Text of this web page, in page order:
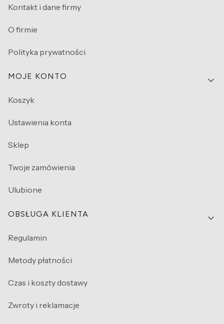
Kontakt i dane firmy
O firmie
Polityka prywatności
MOJE KONTO
Koszyk
Ustawienia konta
Sklep
Twoje zamówienia
Ulubione
OBSŁUGA KLIENTA
Regulamin
Metody płatności
Czas i koszty dostawy
Zwroty i reklamacje